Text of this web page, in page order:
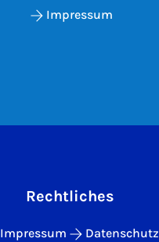
Impressum
Rechtliches
Impressum
Datenschutz